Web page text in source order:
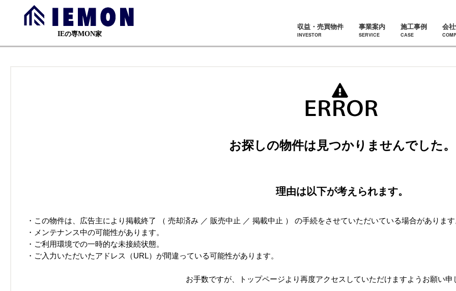
IEの専MON家
収益・売買物件
INVESTOR
事業案内
SERVICE
施工事例
CASE
会
お探しの物件は見つかりませんでした。
理由は以下が考えられます。
・この物件は、広告主により掲載終了 （ 売却済み ／ 販売中止 ／ 掲載中止 ） の手続をさせていただいている場合があります
・メンテナンス中の可能性があります。
・ご利用環境での一時的な未接続状態。
・ご入力いただいたアドレス（URL）が間違っている可能性があります。
お手数ですが、トップページより再度アクセスしていただけますようお願い申